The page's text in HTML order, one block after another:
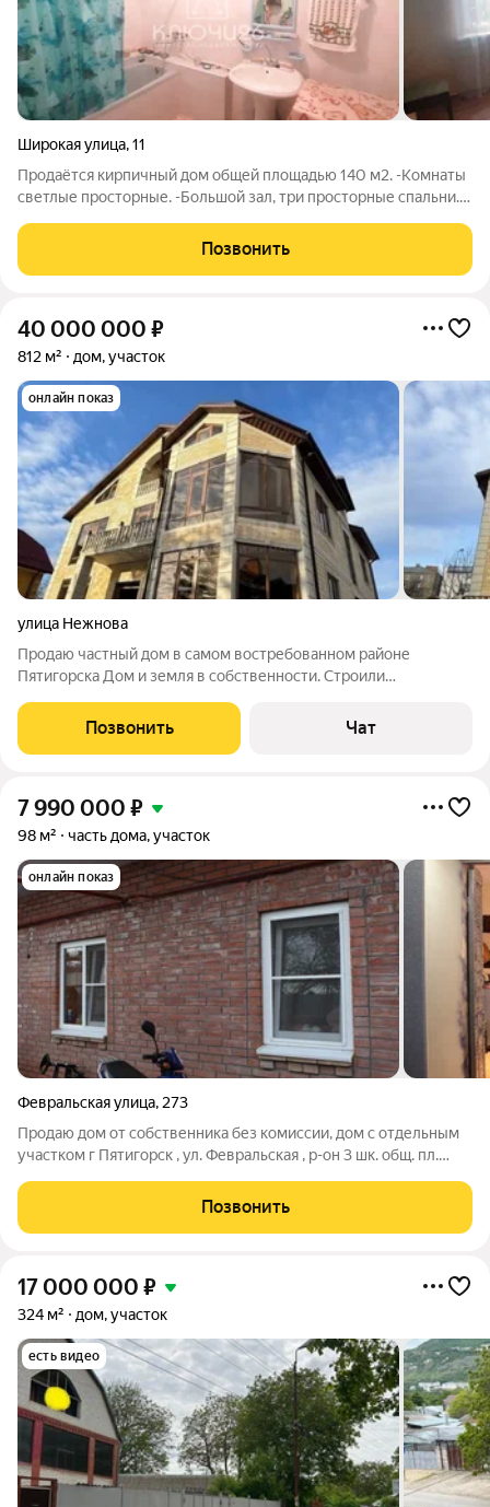
Широкая улица,11
Продаётся кирпичный дом общей площадью 140 м2. -Комнаты
светлые просторные. -Большой зал, три просторные спальни.
двор, огородик. Развитая инфраструктура в пещей
доступности транспорт АН
Позвонить
40 000 000 ₽
812 м² дом, участок
онлайн показ
улица Нежнова
Продаю частный дом в самом востребованном районе
Пятигорска Дом и земля в собственности. Строили
ровный, дом 2 этажа + мансарда и цокольный этаж Все
коммуникации подведены и подключены, газ по
Позвонить Чат
7 990 000 ₽
98 м² часть дома, участок
онлайн показ
Февральская улица, 273
Продаю дом от собственника без комиссии, дом с отдельным
участком г Пятигорск , ул. Февральская , р-он 3 шк. общ. пл.
с 3 санузлами и душевыми кабинами. Мансарда жилая-44м2,
там отдельные
Позвонить
17 000 000 ₽
324 м² дом, участок
есть видео